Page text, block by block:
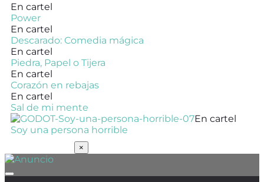
En cartel
Power
En cartel
Descarado: Comedia mágica
En cartel
Piedra, Papel o Tijera
En cartel
Corazón en rebajas
En cartel
Sal de mi mente
En cartel
Soy una persona horrible
×